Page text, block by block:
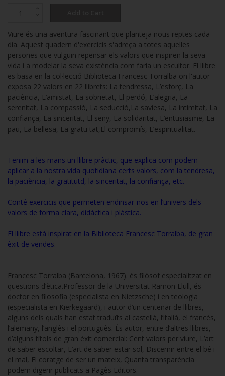
Viure és una aventura fascinant que planteja nous reptes cada
dia. Aquest quadern d'exercicis s'adreça a totes aquelles
persones que vulguin repensar els valors que inspiren la seva
vida i a modelar la seva existència com faria un escultor. El llibre
es basa en la col·lecció Biblioteca Francesc Torralba on l'autor
exposa 22 valors en 22 llibrets: La tendressa, L’esforç, La
paciència, L’amistat, La sobrietat, El perdó, L’alegria, La
serenitat, La compassió, La seducció,La saviesa, La intimitat, La
confiança, La sinceritat, El seny, La solidaritat, L’entusiasme, La
pau, La bellesa, La gratuïtat,El compromís, L’espiritualitat.
Tenim a les mans un llibre pràctic, que explica com podem
aplicar a la nostra vida quotidiana certs valors, com la tendresa,
la paciència, la gratitutd, la sinceritat, la confiança, etc.
Conté exercicis que permeten endinsar-nos en l’univers dels
valors de forma clara, didàctica i plàstica.
El llibre està inspirat en la Biblioteca Francesc Torralba, de gran
èxit de vendes.
Francesc Torralba (Barcelona, 1967). és filòsof especialitzat en
qüestions d’ètica.Professor de la Universitat Ramon Llull, és
doctor en filosofia (especialista en Nietzsche) i en teologia
(especialista en Kierkegaard), i autor d’un centenar de llibres,
alguns dels quals han estat traduïts al castellà, l’italià, el francès,
l’alemany, l’anglès i el portuguès. És autor, entre d’altres llibres,
d’alguns títols de gran èxit comercial: Cent valors per viure, L’art
de saber escoltar, L’art de saber estar sol, Discernir entre el bé i
el mal, El coratge de ser un mateix, Quanta transparència
podem digerir publicats a Pagès Editors.